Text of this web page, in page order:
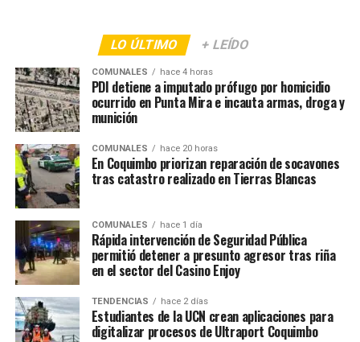
LO ÚLTIMO + LEÍDO
COMUNALES hace 4 horas
PDI detiene a imputado prófugo por homicidio
ocurrido en Punta Mira e incauta armas, droga y
munición
COMUNALES hace 20 horas
En Coquimbo priorizan reparación de socavones
tras catastro realizado en Tierras Blancas
COMUNALES hace 1 día
Rápida intervención de Seguridad Pública
permitió detener a presunto agresor tras riña
en el sector del Casino Enjoy
TENDENCIAS hace 2 días
Estudiantes de la UCN crean aplicaciones para
digitalizar procesos de Ultraport Coquimbo